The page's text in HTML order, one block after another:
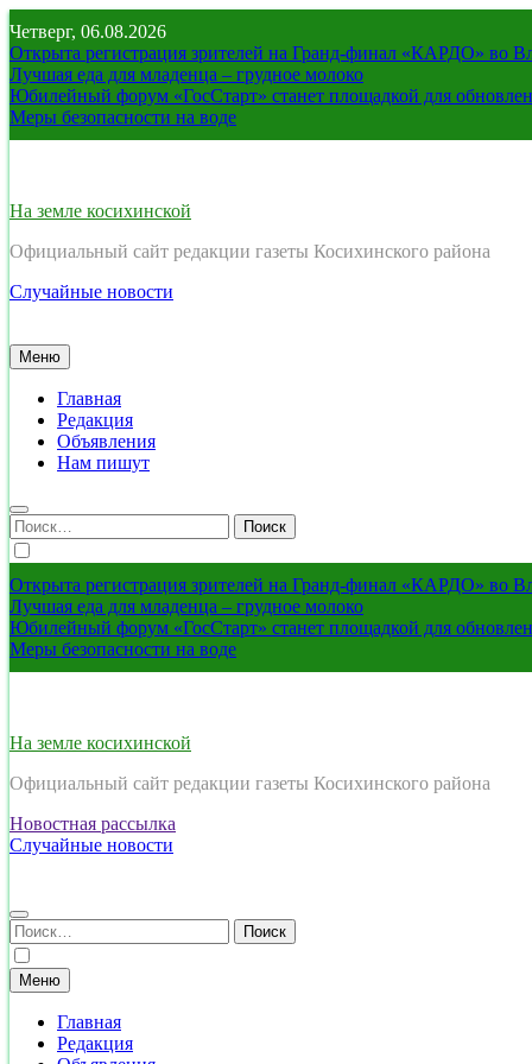
Перейти
к
содержимому
Четверг, 06.08.2026
Открыта регистрация зрителей на Гранд-финал «КАРДО» во
Лучшая еда для младенца – грудное молоко
Юбилейный форум «ГосСтарт» станет площадкой для
Меры безопасности на воде
На земле косихинской
Официальный сайт редакции газеты Косихинского района
Случайные новости
Меню
Главная
Редакция
Объявления
Нам пишут
Найти:
Открыта регистрация зрителей на Гранд-финал «КАРДО» во
Лучшая еда для младенца – грудное молоко
Юбилейный форум «ГосСтарт» станет площадкой для
Меры безопасности на воде
На земле косихинской
Официальный сайт редакции газеты Косихинского района
Новостная рассылка
Случайные новости
Найти:
Меню
Главная
Редакция